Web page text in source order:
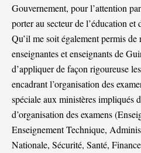
Gouvernement, pour l’attention
porter au secteur de l’éducation et
Qu’il me soit également permis de
enseignantes et enseignants de
d’appliquer de façon rigoureuse
encadrant l’organisation des
spéciale aux ministères impliqués
d’organisation des examens
Enseignement Technique,
Nationale, Sécurité, Santé,